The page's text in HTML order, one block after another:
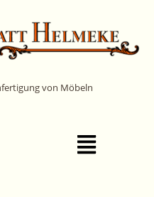
von Möbeln
Main
Menu